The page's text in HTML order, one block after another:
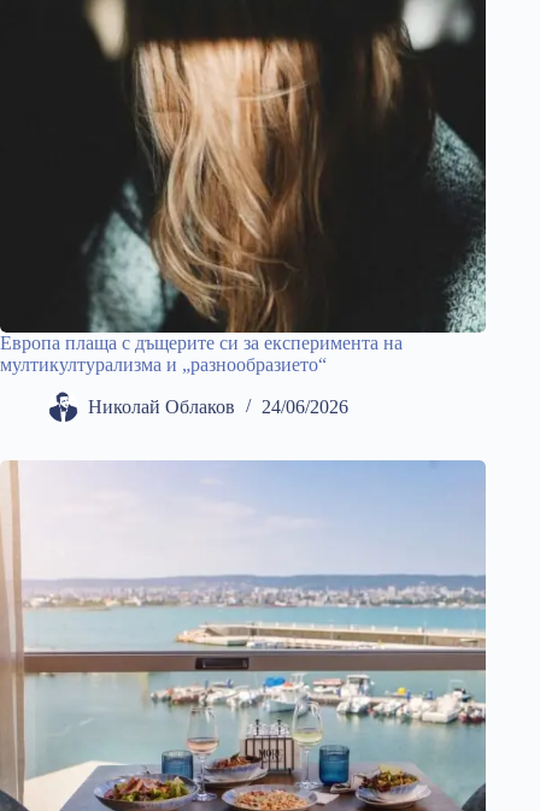
Европа плаща с дъщерите си за експеримента на
мултикултурализма и „разнообразието“
Николай Облаков 24/06/2026